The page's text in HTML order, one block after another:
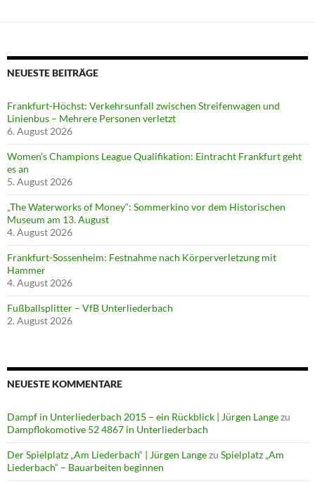
NEUESTE BEITRÄGE
Frankfurt-Höchst: Verkehrsunfall zwischen Streifenwagen und
Linienbus – Mehrere Personen verletzt
6. August 2026
Women’s Champions League Qualifikation: Eintracht Frankfurt geht
es an
5. August 2026
„The Waterworks of Money“: Sommerkino vor dem Historischen
Museum am 13. August
4. August 2026
Frankfurt-Sossenheim: Festnahme nach Körperverletzung mit
Hammer
4. August 2026
Fußballsplitter – VfB Unterliederbach
2. August 2026
NEUESTE KOMMENTARE
Dampf in Unterliederbach 2015 – ein Rückblick | Jürgen Langezu
Dampflokomotive 52 4867 in Unterliederbach
Der Spielplatz „Am Liederbach“ | Jürgen Langezu Spielplatz „Am
Liederbach“ – Bauarbeiten beginnen